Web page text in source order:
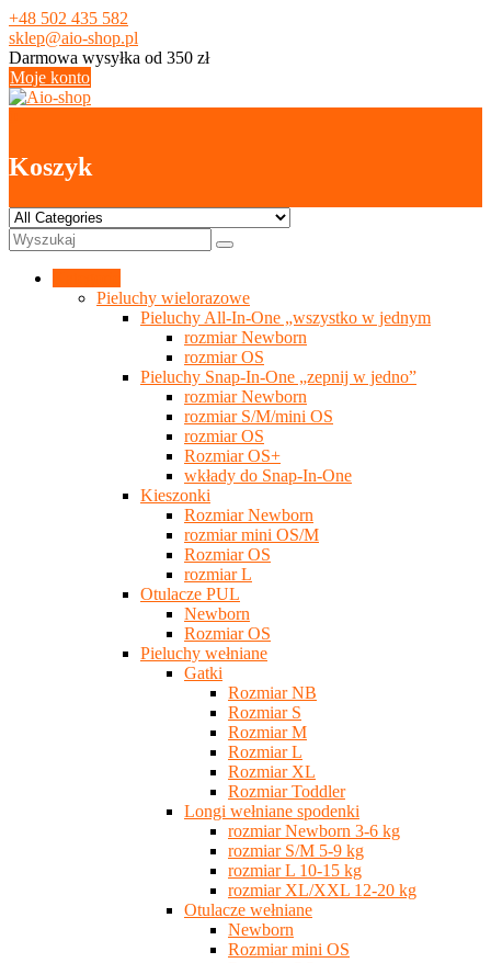
Skip
to
content
+48 502 435 582
sklep@aio-shop.pl
Darmowa wysyłka od 350 zł
Moje konto
Koszyk
Pieluchy wielorazowe
Pieluchy All-In-One „wszystko w jednym
rozmiar Newborn
rozmiar OS
Pieluchy Snap-In-One „zepnij w jedno”
rozmiar Newborn
rozmiar S/M/mini OS
rozmiar OS
Rozmiar OS+
wkłady do Snap-In-One
Kieszonki
Rozmiar Newborn
rozmiar mini OS/M
Rozmiar OS
rozmiar L
Otulacze PUL
Newborn
Rozmiar OS
Pieluchy wełniane
Gatki
Rozmiar NB
Rozmiar S
Rozmiar M
Rozmiar L
Rozmiar XL
Rozmiar Toddler
Longi wełniane spodenki
rozmiar Newborn 3-6 kg
rozmiar S/M 5-9 kg
rozmiar L 10-15 kg
rozmiar XL/XXL 12-20 kg
Otulacze wełniane
Newborn
Rozmiar mini OS